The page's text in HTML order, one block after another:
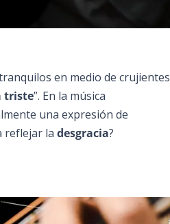
en medio de crujientes
triste”. En la música
una expresión de
reflejar la desgracia?